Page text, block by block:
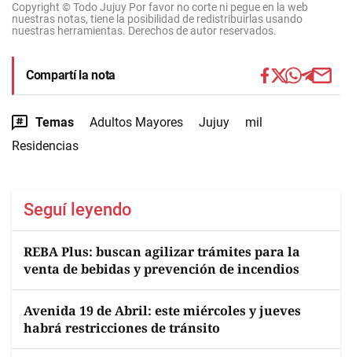
Copyright © Todo Jujuy Por favor no corte ni pegue en la web
nuestras notas, tiene la posibilidad de redistribuirlas usando
nuestras herramientas. Derechos de autor reservados.
Compartí la nota
Temas Adultos Mayores Jujuy
mil
Residencias
Seguí leyendo
REBA Plus: buscan agilizar trámites para la
venta de bebidas y prevención de incendios
Avenida 19 de Abril: este miércoles y jueves
habrá restricciones de tránsito